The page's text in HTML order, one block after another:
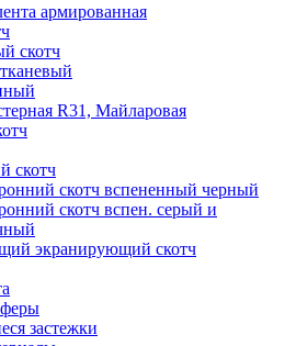
армированная
скотч
R31, Майларовая
скотч
скотч вспененный черный
скотч вспен. серый и
экранирующий скотч
застежки